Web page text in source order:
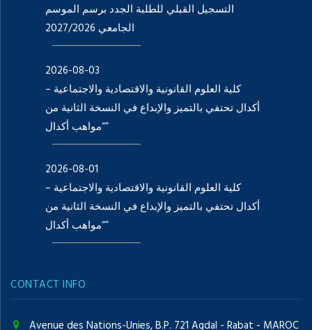
التسجيل القبلي للطلبة الجدد برسم الموسم
الجامعي 2027/2026
2026-08-03
كلية العلوم القانونية والاقتصادية والاجتماعية –
أكدال تحتفي بالتميز والإبداع في النسخة الثانية من
“مواهب أكدال”
2026-08-01
كلية العلوم القانونية والاقتصادية والاجتماعية –
أكدال تحتفي بالتميز والإبداع في النسخة الثانية من
“مواهب أكدال”
CONTACT INFO
Avenue des Nations-Unies, B.P. 721 Agdal - Rabat - MAROC